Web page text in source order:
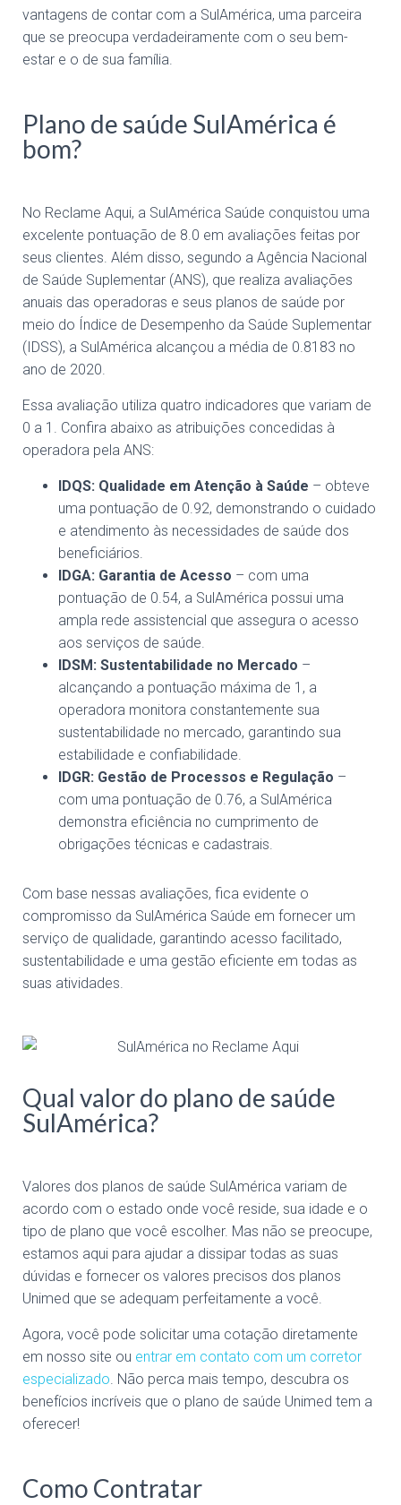
vantagens de contar com a SulAmérica, uma parceira
que se preocupa verdadeiramente com o seu bem-
estar e o de sua família.
Plano de saúde SulAmérica é
bom?
No Reclame Aqui, a SulAmérica Saúde conquistou uma
excelente pontuação de 8.0 em avaliações feitas por
seus clientes. Além disso, segundo a Agência Nacional
de Saúde Suplementar (ANS), que realiza avaliações
anuais das operadoras e seus planos de saúde por
meio do Índice de Desempenho da Saúde Suplementar
(IDSS), a SulAmérica alcançou a média de 0.8183 no
ano de 2020.
Essa avaliação utiliza quatro indicadores que variam de
0 a 1. Confira abaixo as atribuições concedidas à
operadora pela ANS:
IDQS: Qualidade em Atenção à Saúde – obteve
uma pontuação de 0.92, demonstrando o cuidado
e atendimento às necessidades de saúde dos
beneficiários.
IDGA: Garantia de Acesso – com uma
pontuação de 0.54, a SulAmérica possui uma
ampla rede assistencial que assegura o acesso
aos serviços de saúde.
IDSM: Sustentabilidade no Mercado –
alcançando a pontuação máxima de 1, a
operadora monitora constantemente sua
sustentabilidade no mercado, garantindo sua
estabilidade e confiabilidade.
IDGR: Gestão de Processos e Regulação –
com uma pontuação de 0.76, a SulAmérica
demonstra eficiência no cumprimento de
obrigações técnicas e cadastrais.
Com base nessas avaliações, fica evidente o
compromisso da SulAmérica Saúde em fornecer um
serviço de qualidade, garantindo acesso facilitado,
sustentabilidade e uma gestão eficiente em todas as
suas atividades.
Qual valor do plano de saúde
SulAmérica?
Valores dos planos de saúde SulAmérica variam de
acordo com o estado onde você reside, sua idade e o
tipo de plano que você escolher. Mas não se preocupe,
estamos aqui para ajudar a dissipar todas as suas
dúvidas e fornecer os valores precisos dos planos
Unimed que se adequam perfeitamente a você.
Agora, você pode solicitar uma cotação diretamente
em nosso site ou entrar em contato com um corretor
especializado. Não perca mais tempo, descubra os
benefícios incríveis que o plano de saúde Unimed tem a
oferecer!
Como Contratar​